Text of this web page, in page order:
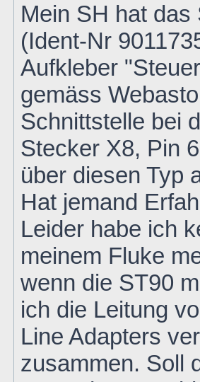
Mein SH hat
(Ident-Nr
Aufkleber
gemäss
Schnittstelle bei
Stecker X8, Pin
über diesen Typ
Hat jemand
Leider habe ich
meinem Fluke
wenn die ST90
ich die Leitung
Line Adapters
zusammen. Soll